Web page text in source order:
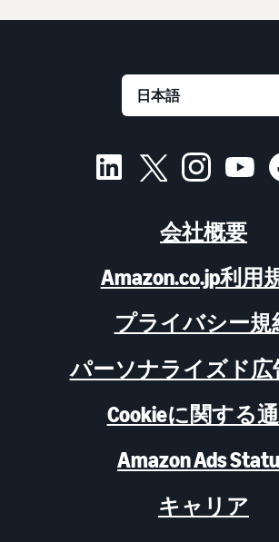
会社概要
Amazon.co.jp利用
プライバシー規
パーソナライズド広
Cookieに関する
Amazon Ads
キャリア